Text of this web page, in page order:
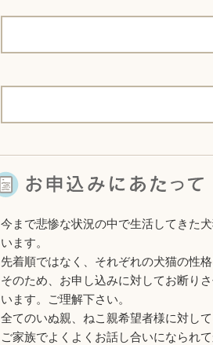
今まで悲惨な状況の中で生活してきた
います。
先着順ではなく、それぞれの犬猫の性
そのため、お申し込みに対してお断り
います。ご理解下さい。
全てのいぬ親、ねこ親希望者様に対し
ご家族でよくよくお話し合いになられ